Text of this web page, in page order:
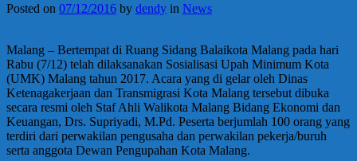
Posted on 07/12/2016 by dendy in News
Malang – Bertempat di Ruang Sidang Balaikota Malang pada hari
Rabu (7/12) telah dilaksanakan Sosialisasi Upah Minimum Kota
(UMK) Malang tahun 2017. Acara yang di gelar oleh Dinas
Ketenagakerjaan dan Transmigrasi Kota Malang tersebut dibuka
secara resmi oleh Staf Ahli Walikota Malang Bidang Ekonomi dan
Keuangan, Drs. Supriyadi, M.Pd. Peserta berjumlah 100 orang yang
terdiri dari perwakilan pengusaha dan perwakilan pekerja/buruh
serta anggota Dewan Pengupahan Kota Malang.